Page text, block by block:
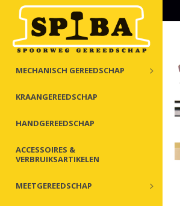
MECHANISCH GEREEDSCHAP
KRAANGEREEDSCHAP
HANDGEREEDSCHAP
ACCESSOIRES &
VERBRUIKSARTIKELEN
MEETGEREEDSCHAP